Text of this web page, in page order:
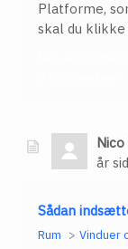
Platforme,
skal du klikke
år
Sådan
Rum Vinduer